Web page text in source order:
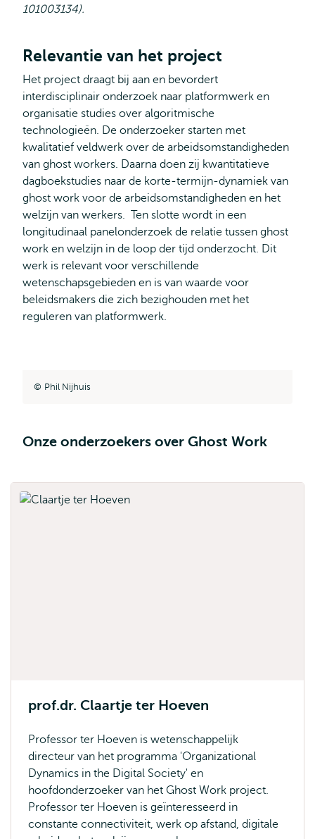
101003134).
Relevantie van het project
Het project draagt bij aan en bevordert
interdisciplinair onderzoek naar platformwerk en
organisatie studies over algoritmische
technologieën. De onderzoeker starten met
kwalitatief veldwerk over de arbeidsomstandigheden
van ghost workers. Daarna doen zij kwantitatieve
dagboekstudies naar de korte-termijn-dynamiek van
ghost work voor de arbeidsomstandigheden en het
welzijn van werkers. Ten slotte wordt in een
longitudinaal panelonderzoek de relatie tussen ghost
work en welzijn in de loop der tijd onderzocht. Dit
werk is relevant voor verschillende
wetenschapsgebieden en is van waarde voor
beleidsmakers die zich bezighouden met het
reguleren van platformwerk.
Phil Nijhuis
Onze onderzoekers over Ghost Work
prof.dr. Claartje ter Hoeven
Professor ter Hoeven is wetenschappelijk
directeur van het programma 'Organizational
Dynamics in the Digital Society' en
hoofdonderzoeker van het Ghost Work project.
Professor ter Hoeven is geïnteresseerd in
constante connectiviteit, werk op afstand, digitale